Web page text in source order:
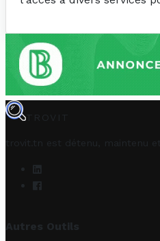
TROVIT
trovit.tn est détenu, maintenu
Autres Outils